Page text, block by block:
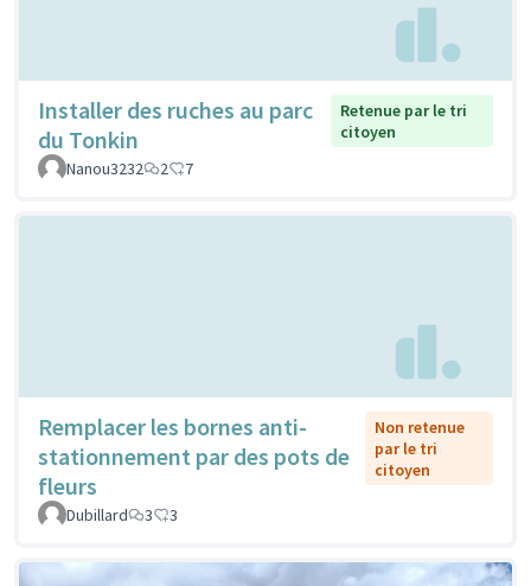
Installer des ruches au parc
du Tonkin
Retenue par le tri
citoyen
Nanou3232
2 7
Remplacer les bornes anti-
stationnement par des pots de
fleurs
Non retenue
par le tri
citoyen
Dubillard 3 3